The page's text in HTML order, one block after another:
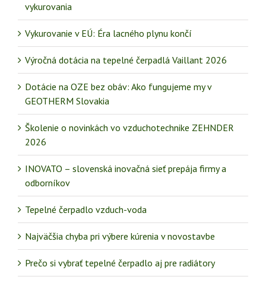
vykurovania
Vykurovanie v EÚ: Éra lacného plynu končí
Výročná dotácia na tepelné čerpadlá Vaillant 2026
Dotácie na OZE bez obáv: Ako fungujeme my v
GEOTHERM Slovakia
Školenie o novinkách vo vzduchotechnike ZEHNDER
2026
INOVATO – slovenská inovačná sieť prepája firmy a
odborníkov
Tepelné čerpadlo vzduch-voda
Najväčšia chyba pri výbere kúrenia v novostavbe
Prečo si vybrať tepelné čerpadlo aj pre radiátory